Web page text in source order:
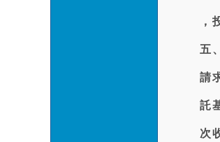
，
五
請
託
次